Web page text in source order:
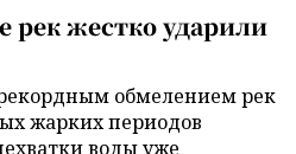
рек жестко ударили
обмелением рек
жарких периодов
воды уже